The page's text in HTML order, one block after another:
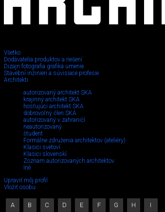
Všetko
Dodávatelia produktov a riešení
Dizajn fotografia grafika umenie
Stavební inžinieri a súvisiace profesie
Architekti
autorizovaný architekt SKA
krajinný architekt SKA
hosťujúci architekt SKA
dobrovoľný člen SKA
autorizovaný v zahraničí
neautorizovaný
študent
Formálne združenia architektov (ateliéry)
Klasici svetoví
Klasici slovenskí
Zoznam autorizovaných architektov
Iné
Upraviť môj profil
Vložiť osobu
A B C D E F G H I